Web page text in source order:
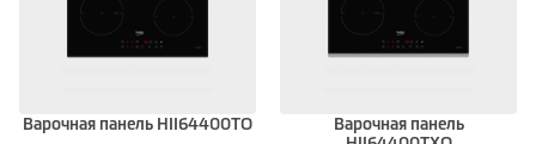
Варочная панель HII64400TO
Варочная панель